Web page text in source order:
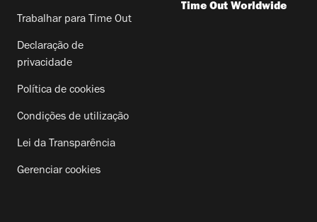
Trabalhar para Time Out
Declaração de
privacidade
Política de cookies
Condições de utilização
Lei da Transparência
Gerenciar cookies
Time Out Worldwide